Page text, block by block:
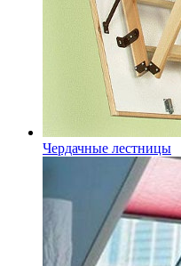
Чердачные лестницы